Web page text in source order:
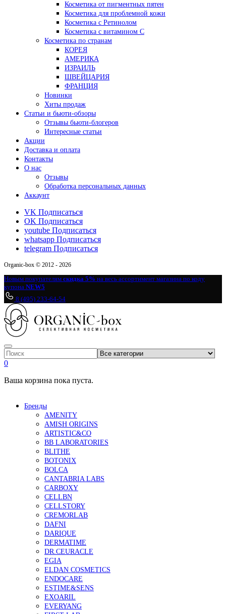
Косметика от пигментных пятен
Косметика для проблемной кожи
Косметика с Ретинолом
Косметика с витамином С
Косметика по странам
КОРЕЯ
АМЕРИКА
ИЗРАИЛЬ
ШВЕЙЦАРИЯ
ФРАНЦИЯ
Новинки
Хиты продаж
Статьи и бьюти-обзоры
Отзывы бьюти-блогеров
Интересные статьи
Акции
Доставка и оплата
Контакты
О нас
Отзывы
Обработка персональных данных
Аккаунт
VK Подписаться
OK Подписаться
youtube Подписаться
whatsapp Подписаться
telegram Подписаться
Organic-box © 2012 - 2026
Новым покупателям скидка 5% на весь ассортимент магазина по коду
купона NEW5
8 (495) 233-64-54
0
Ваша корзина пока пуста.
Бренды
AMENITY
AMISH ORIGINS
ARTISTIC&CO
BB LABORATORIES
BLITHE
BOTONIX
BOLCA
CANTABRIA LABS
CARBOXY
CELLBN
CELLSTORY
CREMORLAB
DAFNI
DARIQUE
DERMATIME
DR.CEURACLE
EGIA
ELDAN COSMETICS
ENDOCARE
ESTIME&SENS
EXOARIL
EVERYANG